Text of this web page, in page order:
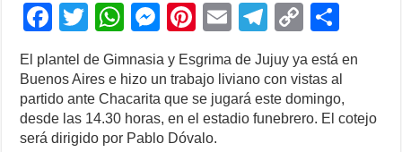
F
c
e
b
T
wi
tt
er
W
at
s
A
M
ss
e
n
Pi
nt
er
e
st
E
m
ail
T
el
e
gr
a
C
p
y
Li
ar
e
El plantel de Gimnasia y Esgrima de Jujuy ya está en
Buenos Aires e hizo un trabajo liviano con vistas al
partido ante Chacarita que se jugará este domingo,
desde las 14.30 horas, en el estadio funebrero. El cotejo
será dirigido por Pablo Dóvalo.